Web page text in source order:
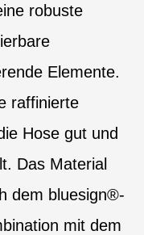
robuste
Elemente.
raffinierte
Hose gut und
Das Material
dem bluesign®-
mit dem